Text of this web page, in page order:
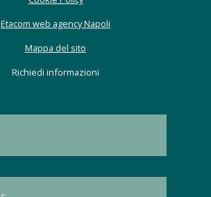
Etacom web agency Napoli
Mappa del sito
Richiedi informazioni